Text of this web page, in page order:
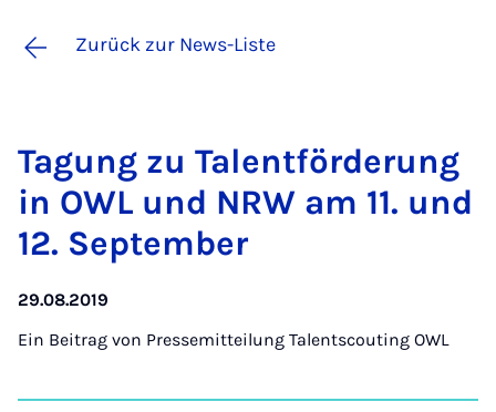
Zurück zur News-Liste
Ta­gung zu Ta­lent­för­de­rung
in OWL und NRW am 11. und
12. Sep­tem­ber
29.08.2019
Ein Beitrag von Pressemitteilung Talentscouting OWL